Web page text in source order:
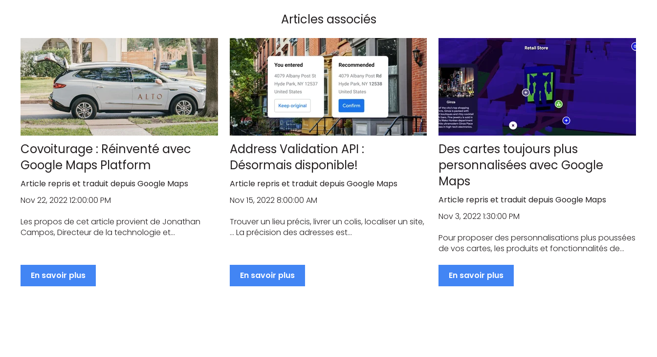
Articles associés
Covoiturage : Réinventé avec
Google Maps Platform
Article repris et traduit depuis Google Maps
Nov 22, 2022 12:00:00 PM
Les propos de cet article provient de Jonathan
Campos, Directeur de la technologie et...
En savoir plus
Address Validation API :
Désormais disponible!
Article repris et traduit depuis Google Maps
Nov 15, 2022 8:00:00 AM
Trouver un lieu précis, livrer un colis, localiser un site,
… La précision des adresses est...
En savoir plus
Des cartes toujours plus
personnalisées avec Google
Maps
Article repris et traduit depuis Google Maps
Nov 3, 2022 1:30:00 PM
Pour proposer des personnalisations plus poussées
de vos cartes, les produits et fonctionnalités de...
En savoir plus